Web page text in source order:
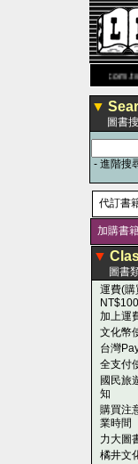
www.leaderbook.com.tw
▼
圖書
- 進階搜
代訂書
加購書
▼
圖書
運費(購
加上運
文化幣
台灣
全支付
國民旅
知
購買注
業時間
力大圖
橘井文